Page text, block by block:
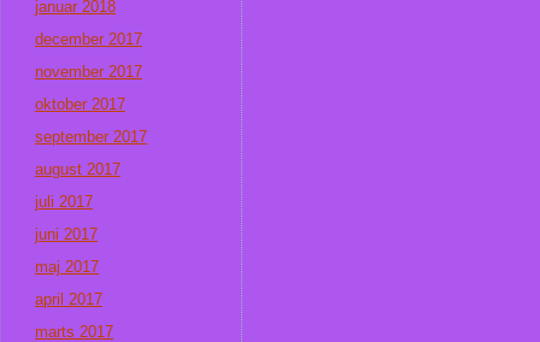
januar 2018
december 2017
november 2017
oktober 2017
september 2017
august 2017
juli 2017
juni 2017
maj 2017
april 2017
marts 2017